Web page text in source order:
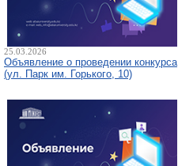
25.03.2026
Объявление о проведении конкурса
(ул. Парк им. Горького, 10)